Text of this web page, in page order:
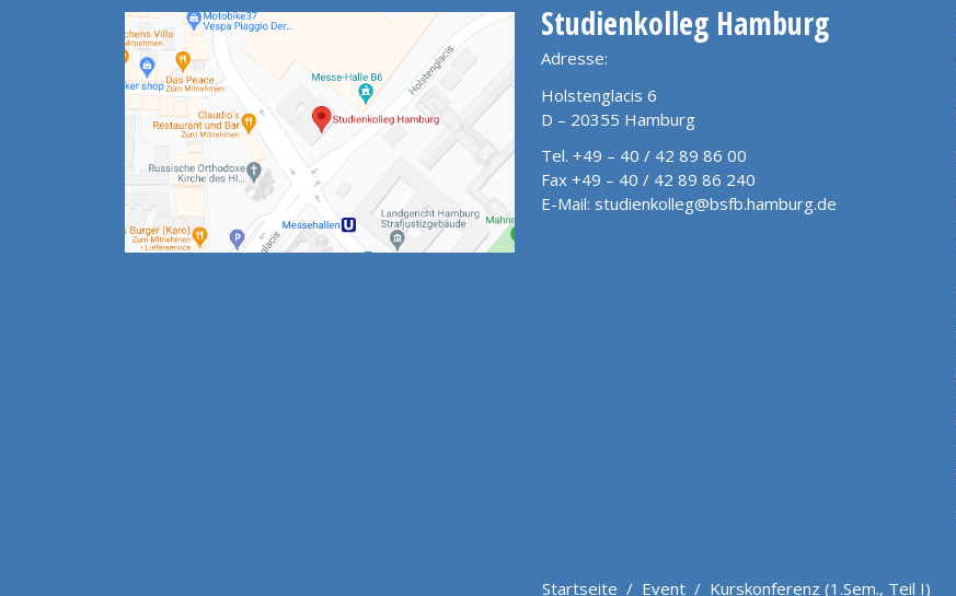
Studienkolleg Hamburg
Adresse:
Holstenglacis 6
D – 20355 Hamburg
Tel. +49 – 40 / 42 89 86 00
Fax +49 – 40 / 42 89 86 240
E-Mail: studienkolleg@bsfb.hamburg.de
Startseite / Event/ Kurskonferenz (1.Sem., Teil I)